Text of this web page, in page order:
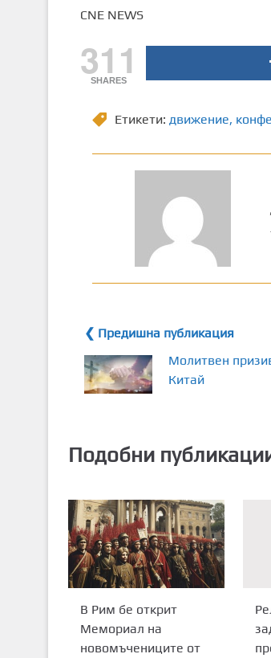
CNE NEWS
311
SHARES
Етикети: движение,
❮ Предишна публикация
Молитвен
Китай
Подобни
В Рим бе открит
Мемориал на
новомъчениците от